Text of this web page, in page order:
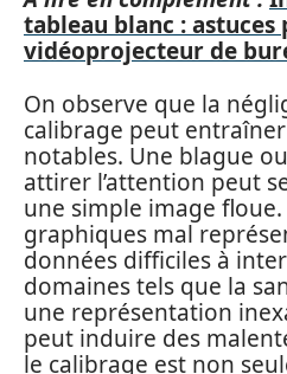
tableau blanc :
vidéoprojecteur de
On observe que la
calibrage peut
notables. Une blague
attirer l’attention peut
une simple image floue.
graphiques mal
données difficiles à
domaines tels que la
une représentation
peut induire des
le calibrage est non